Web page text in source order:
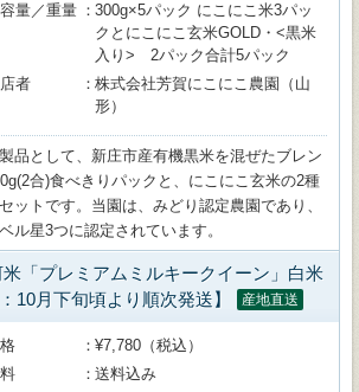
量／重量
300g×5パック にこにこ米3パッ
クとにこにこ玄米GOLD・<黒米
入り> 2パック合計5パック
者
株式会社芳賀にこにこ農園（山
形）
品として、新庄市産有機黒米を混ぜたブレン
合)食べきりパックと、にこにこ玄米の2種
ットです。当園は、みどり認定農園であり、
ル星3つに認定されています。
「プレミアムミルキークイーン」白米
10月下旬頃より順次発送】
産地直送
¥7,780（税込）
送料込み